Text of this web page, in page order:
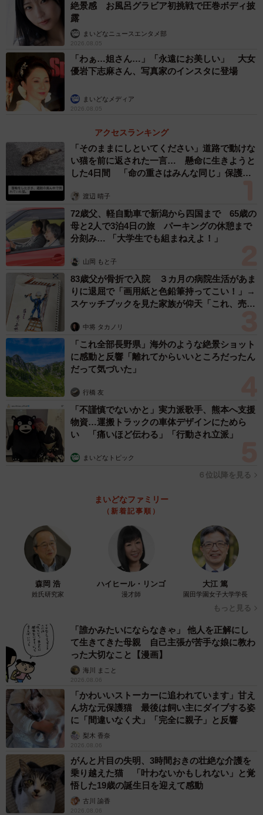
絶景感 お風呂グラビア初挑戦で圧巻ボディ披
露
まいどなニュースエンタメ部
2026.08.05
「わぁ…姐さん…」「永遠にお美しい」 大女
優岩下志麻さん、写真家のインスタに登場
まいどなメディア
2026.08.05
アクセスランキング
「そのままにしといてください」道路で動けな
い猫を前に返された一言… 懸命に生きようと
した4日間 「命の重さはみんな同じ」保護団
渡辺 晴子
72歳父、軽自動車で新潟から四国まで 65歳の
母と2人で3泊4日の旅 パーキングの休憩まで
分刻み… 「大学生でも組まねえよ！」
山岡 もと子
83歳父が骨折で入院 ３カ月の病院生活があま
りに退屈で「画用紙と色鉛筆持ってこい！」→
スケッチブックを見た家族が仰天「これ、売れ
中将 タカノリ
「これ全部長野県」海外のような絶景ショット
に感動と反響「離れてからいいところだったん
だって気づいた」
行橋 友
「不謹慎でないかと」実力派歌手、熊本へ支援
物資…運搬トラックの車体デザインにためら
い 「痛いほど伝わる」「行動され立派」
まいどなトピック
６位以降を見る
まいどなファミリー
（新着記事順）
森岡 浩
姓氏研究家
ハイヒール・リンゴ
漫才師
大江 篤
園田学園女子大学学長
もっと見る
「誰かみたいにならなきゃ」 他人を正解にし
て生きてきた母親 自己主張が苦手な娘に教わ
った大切なこと【漫画】
海川 まこと
2026.08.06
「かわいいストーカーに追われています」甘え
ん坊な元保護猫 最後は飼い主にダイブする姿
に「間違いなく犬」「完全に親子」と反響
梨木 香奈
2026.08.06
がんと片目の失明、3時間おきの壮絶な介護を
乗り越えた猫 「叶わないかもしれない」と覚
悟した19歳の誕生日を迎えて感動
古川 諭香
2026.08.06